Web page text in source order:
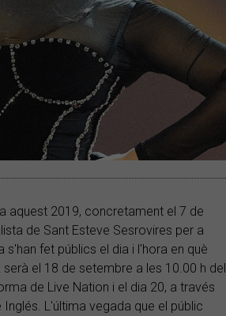
aquest 2019, concretament el 7 de
de Sant Esteve Sesrovires per a
fet públics el dia i l'hora en què
el 18 de setembre a les 10.00 h del
de Live Nation i el dia 20, a través
L'última vegada que el públic